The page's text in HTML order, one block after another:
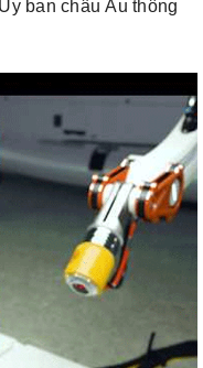
ban châu Âu thông